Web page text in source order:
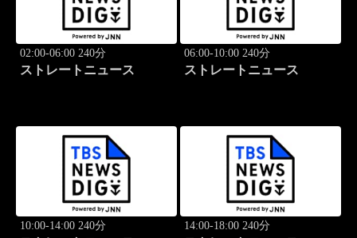
02:00-06:00 240分
ストレートニュース
06:00-10:00 240分
ストレートニュース
10:00-14:00 240分 14:00-18:00 240分